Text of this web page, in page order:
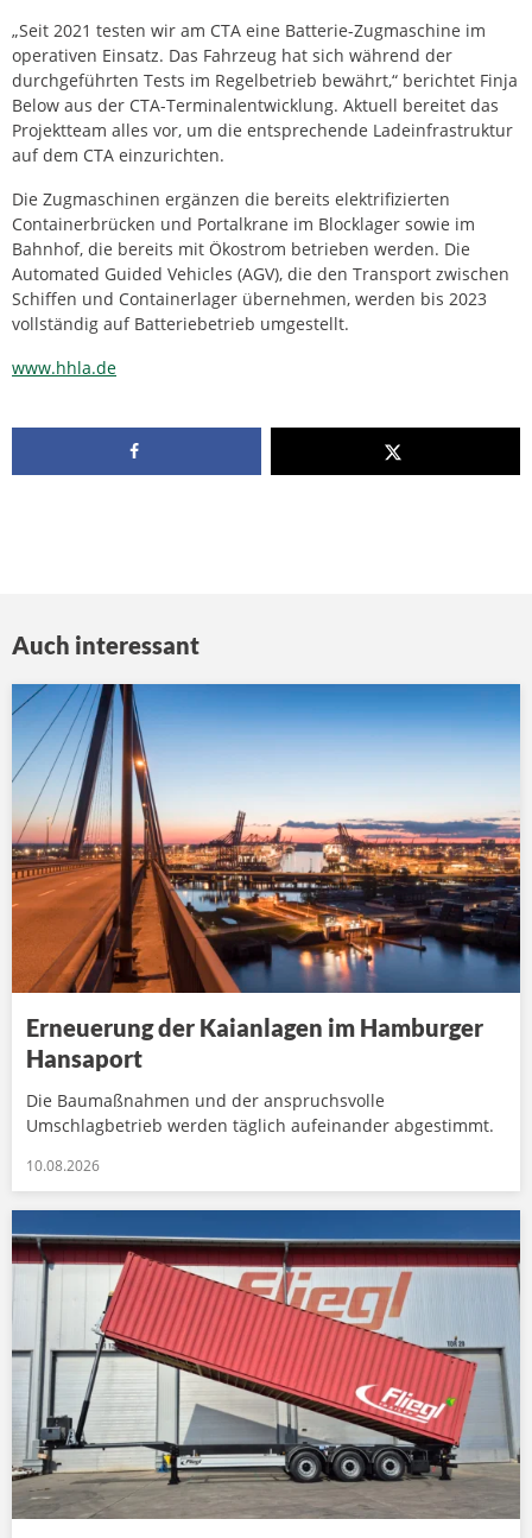
„Seit 2021 testen wir am CTA eine Batterie-Zugmaschine im
operativen Einsatz. Das Fahrzeug hat sich während der
durchgeführten Tests im Regelbetrieb bewährt,“ berichtet Finja
Below aus der CTA-Terminalentwicklung. Aktuell bereitet das
Projektteam alles vor, um die entsprechende Ladeinfrastruktur
auf dem CTA einzurichten.
Die Zugmaschinen ergänzen die bereits elektrifizierten
Containerbrücken und Portalkrane im Blocklager sowie im
Bahnhof, die bereits mit Ökostrom betrieben werden. Die
Automated Guided Vehicles (AGV), die den Transport zwischen
Schiffen und Containerlager übernehmen, werden bis 2023
vollständig auf Batteriebetrieb umgestellt.
www.hhla.de
Auch interessant
Erneuerung der Kaianlagen im Hamburger
Hansaport
Die Baumaßnahmen und der anspruchsvolle
Umschlagbetrieb werden täglich aufeinander abgestimmt.
10.08.2026